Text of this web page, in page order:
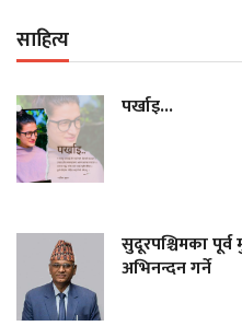
साहित्य
पर्खाइ...
सुदूरपश्चिमका पूर्व
अभिनन्दन गर्ने